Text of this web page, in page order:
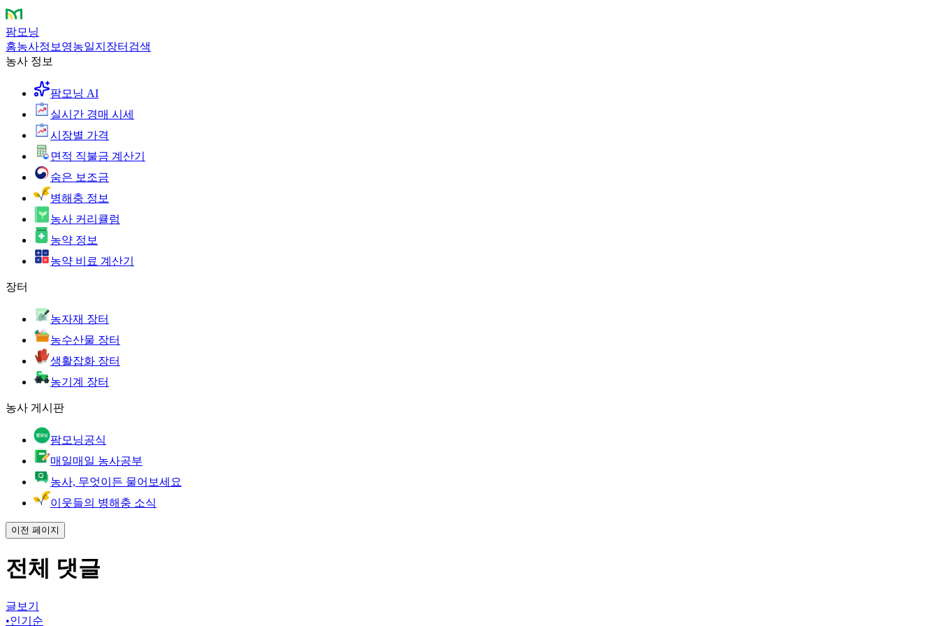
팜모닝
홈농사정보 영농일지 장터 검색
농사 정보
팜모닝 AI
실시간 경매 시세
시장별 가격
면적 직불금 계산기
숨은 보조금
병해충 정보
농사 커리큘럼
농약 정보
농약 비료 계산기
장터
농자재 장터
농수산물 장터
생활잡화 장터
농기계 장터
농사 게시판
팜모닝공식
매일매일 농사공부
농사, 무엇이든 물어보세요
이웃들의 병해충 소식
이전 페이지
전체 댓글
글보기
•인기순